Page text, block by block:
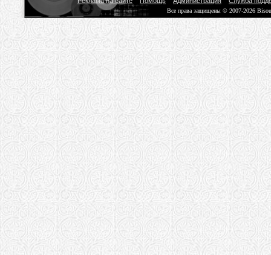
Все права защищены © 2007-2026